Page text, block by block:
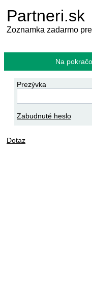
Partneri.sk
Zoznamka zadarmo
Na
Prezývka
Zabudnuté heslo
Dotaz